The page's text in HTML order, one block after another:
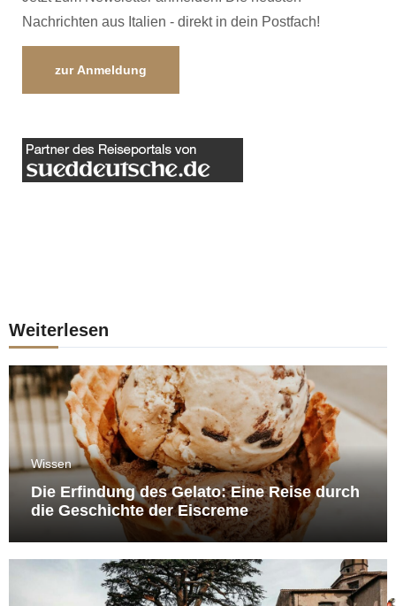
Nachrichten aus Italien - direkt in dein Postfach!
zur Anmeldung
Weiterlesen
Wissen
Die Erfindung des Gelato: Eine Reise durch
die Geschichte der Eiscreme